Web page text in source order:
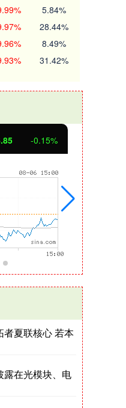
5.84%
28.44%
8.49%
31.42%
0.30%
者夏联核心 若本
露在光模块、电